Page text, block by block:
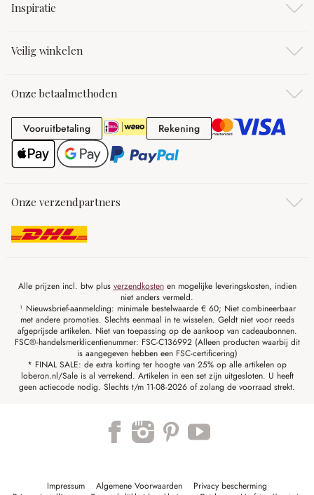
Inspiratie
Veilig winkelen
Onze betaalmethoden
VooruitbetalingVooruitbetaling RekeningRekening
Onze verzendpartners
Alle prijzen incl. btw plus verzendkostenen mogelijke leveringskosten, indien
niet anders vermeld.
¹ Nieuwsbrief-aanmelding: minimale bestelwaarde € 60; Niet combineerbaar
met andere promoties. Slechts eenmaal in te wisselen. Geldt niet voor reeds
afgeprijsde artikelen. Niet van toepassing op de aankoop van cadeaubonnen.
FSC®-handelsmerklicentienummer: FSC-C136992 (Alleen producten waarbij dit
is aangegeven hebben een FSC-certificering)
* FINAL SALE: de extra korting ter hoogte van 25% op alle artikelen op
loberon.nl/Sale is al verrekend. Artikelen in een set zijn uitgesloten. U heeft
geen actiecode nodig. Slechts t/m 11-08-2026 of zolang de voorraad strekt.
Impressum Algemene Voorwaarden
Privacy bescherming